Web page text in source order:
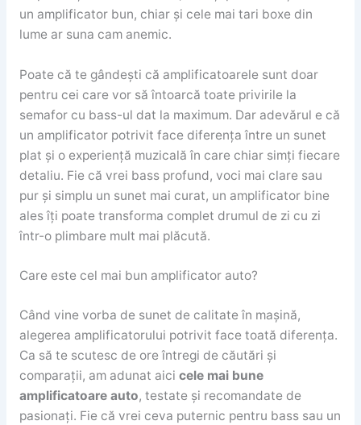
un amplificator bun, chiar și cele mai tari boxe din
lume ar suna cam anemic.
Poate că te gândești că amplificatoarele sunt doar
pentru cei care vor să întoarcă toate privirile la
semafor cu bass-ul dat la maximum. Dar adevărul e că
un amplificator potrivit face diferența între un sunet
plat și o experiență muzicală în care chiar simți fiecare
detaliu. Fie că vrei bass profund, voci mai clare sau
pur și simplu un sunet mai curat, un amplificator bine
ales îți poate transforma complet drumul de zi cu zi
într-o plimbare mult mai plăcută.
Care este cel mai bun amplificator auto?
Când vine vorba de sunet de calitate în mașină,
alegerea amplificatorului potrivit face toată diferența.
Ca să te scutesc de ore întregi de căutări și
comparații, am adunat aici cele mai bune
amplificatoare auto, testate și recomandate de
pasionați. Fie că vrei ceva puternic pentru bass sau un